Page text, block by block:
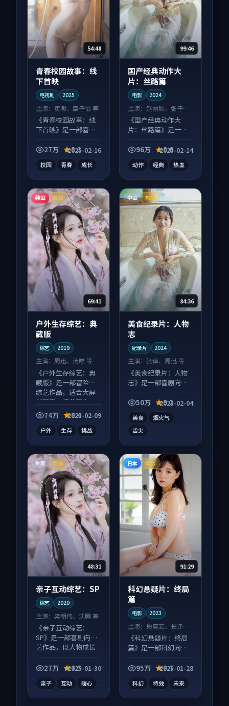
54:48
青春校园故事：线
下首映
电视剧 2025
主演： 黄渤、章子怡 等
《青春校园故事：线
下首映》是一部喜剧
紧凑信息量大，适合
27万 8.3
2025-02-16
校园 青春 成长
99:46
国产经典动作大
片：丝路篇
电影 2024
主演： 赵丽颖、张子枫
等
《国产经典动作大
片：丝路篇》是一部
碑持续发酵，适合周
96万 8.6
2025-02-14
动作 经典 热血
韩国 院线
69:41
户外生存综艺：典
藏版
综艺 2019
主演： 周迅、汤唯 等
《户外生存综艺：典
藏版》是一部冒险向
综艺作品，适合大屏
端观看，细节更丰
富。74万 8.4
2025-02-09
户外 生存 挑战
中国 热播
84:36
美食纪录片：人物
志
纪录片 2024
主演： 张译、周迅 等
《美食纪录片：人物
志》是一部喜剧向纪
层层推进，尾声常有
50万 9.2
2025-02-04
美食
烟火气
舌尖
美国 热播
48:31
亲子互动综艺：SP
综艺 2020
主演： 梁朝伟、沈腾 等
《亲子互动综艺：
SP》是一部喜剧向综
艺作品，以人物成长
实。27万 7.3
2025-01-30
亲子 互动 暖心
日本 杜比
91:29
科幻悬疑片：终局
篇
电影 2023
主演：段奕宏、长泽雅
美 等
《科幻悬疑片：终局
篇》是一部科幻向电
行，细节值得二刷回
95万 8.7
2025-01-28
科幻 特效 未来